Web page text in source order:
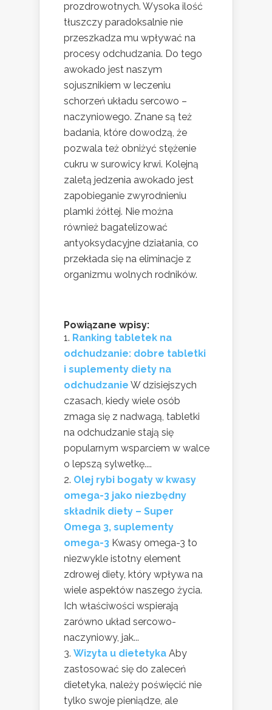
prozdrowotnych. Wysoka ilość
tłuszczy paradoksalnie nie
przeszkadza mu wpływać na
procesy odchudzania. Do tego
awokado jest naszym
sojusznikiem w leczeniu
schorzeń układu sercowo –
naczyniowego. Znane są też
badania, które dowodzą, że
pozwala też obniżyć stężenie
cukru w surowicy krwi. Kolejną
zaletą jedzenia awokado jest
zapobieganie zwyrodnieniu
plamki żółtej. Nie można
również bagatelizować
antyoksydacyjne działania, co
przekłada się na eliminacje z
organizmu wolnych rodników.
Powiązane wpisy:
Ranking tabletek na
odchudzanie: dobre tabletki
i suplementy diety na
odchudzanie W dzisiejszych
czasach, kiedy wiele osób
zmaga się z nadwagą, tabletki
na odchudzanie stają się
popularnym wsparciem w walce
o lepszą sylwetkę....
Olej rybi bogaty w kwasy
omega-3 jako niezbędny
składnik diety – Super
Omega 3, suplementy
omega-3 Kwasy omega-3 to
niezwykle istotny element
zdrowej diety, który wpływa na
wiele aspektów naszego życia.
Ich właściwości wspierają
zarówno układ sercowo-
naczyniowy, jak...
Wizyta u dietetyka Aby
zastosować się do zaleceń
dietetyka, należy poświęcić nie
tylko swoje pieniądze, ale